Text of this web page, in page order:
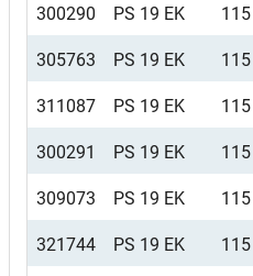
300290 PS 19 EK
305763 PS 19 EK
311087 PS 19 EK
300291 PS 19 EK
309073 PS 19 EK
321744 PS 19 EK